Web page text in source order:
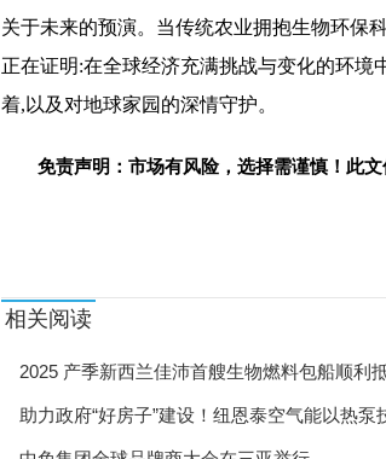
关于未来的预演。当传统农业拥抱生物环保
正在证明:在全球经济充满挑战与变化的环境
着,以及对地球家园的深情守护。
免责声明：市场有风险，选择需谨慎！此文
相关阅读
2025 产季新西兰佳沛首艘生物燃料包船顺利
助力政府“好房子”建设！纽恩泰空气能以热